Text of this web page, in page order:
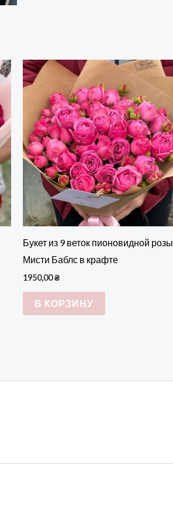
Букет из 9 веток пионовидной розы
Мисти Баблс в крафте
1950,00₴
В КОРЗИНУ